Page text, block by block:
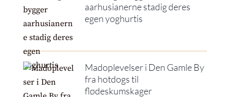
aarhusianerne stadig deres
egen yoghurtis
Madoplevelser i Den Gamle By
fra hotdogs til
flødeskumskager